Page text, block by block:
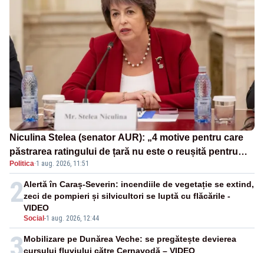
Niculina Stelea (senator AUR): „4 motive pentru care
păstrarea ratingului de țară nu este o reușită pentru
Guvernul Bolojan”
Politica·1 aug. 2026, 11:51
2
Social -1 aug. 2026, 12:44
Alertă în Caraș-Severin: incendiile de vegetație se extind,
zeci de pompieri și silvicultori se luptă cu flăcările -
VIDEO
Mobilizare pe Dunărea Veche: se pregătește devierea
cursului fluviului către Cernavodă – VIDEO